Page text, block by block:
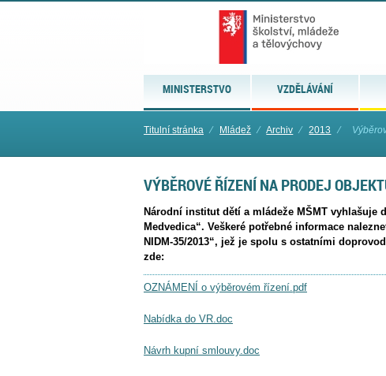
MINISTERSTVO VZDĚLÁVÁNÍ
Titulní stránka ⁄ Mládež ⁄ Archiv ⁄ 2013 ⁄
VÝBĚROVÉ ŘÍZENÍ NA PRODEJ
Národní institut dětí a mládeže MŠMT vyhlašuje
Medvedica“. Veškeré potřebné informace
NIDM-35/2013“, jež je spolu s ostatními
zde:
OZNÁMENÍ o výběrovém řízení.pdf
Nabídka do VR.doc
Návrh kupní smlouvy.doc